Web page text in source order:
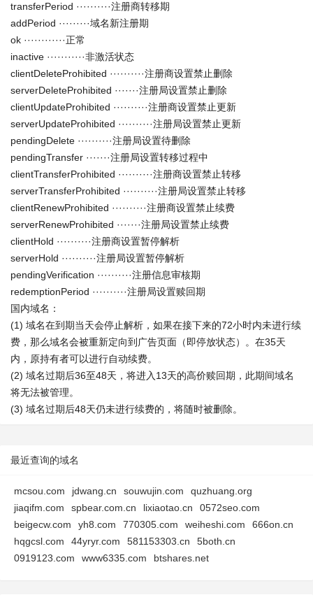
transferPeriod ··········注册商转移期
addPeriod ·········域名新注册期
ok ············正常
inactive ···········非激活状态
clientDeleteProhibited ··········注册商设置禁止删除
serverDeleteProhibited ·······注册局设置禁止删除
clientUpdateProhibited ··········注册商设置禁止更新
serverUpdateProhibited ··········注册局设置禁止更新
pendingDelete ··········注册局设置待删除
pendingTransfer ·······注册局设置转移过程中
clientTransferProhibited ··········注册商设置禁止转移
serverTransferProhibited ··········注册局设置禁止转移
clientRenewProhibited ··········注册商设置禁止续费
serverRenewProhibited ·······注册局设置禁止续费
clientHold ··········注册商设置暂停解析
serverHold ··········注册局设置暂停解析
pendingVerification ··········注册信息审核期
redemptionPeriod ··········注册局设置赎回期
国内域名：
(1) 域名在到期当天会停止解析，如果在接下来的72小时内未进行续
费，那么域名会被重新定向到广告页面（即停放状态）。在35天
内，原持有者可以进行自动续费。
(2) 域名过期后36至48天，将进入13天的高价赎回期，此期间域名
将无法被管理。
(3) 域名过期后48天仍未进行续费的，将随时被删除。
最近查询的域名
mcsou.com jdwang.cn souwujin.com
quzhuang.org
jiaqifm.com
spbear.com.cn lixiaotao.cn
0572seo.com
beigecw.com
yh8.com 770305.com weiheshi.com
666on.cn
hqgcsl.com
44yryr.com 581153303.cn
5both.cn
0919123.com
www6335.com btshares.net